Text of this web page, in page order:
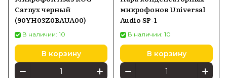
Carnyx черный
(90YH03Z0BAUA00)
В наличии: 10
В корзину
микрофонов Universal
Audio SP-1
В наличии: 10
В корзину